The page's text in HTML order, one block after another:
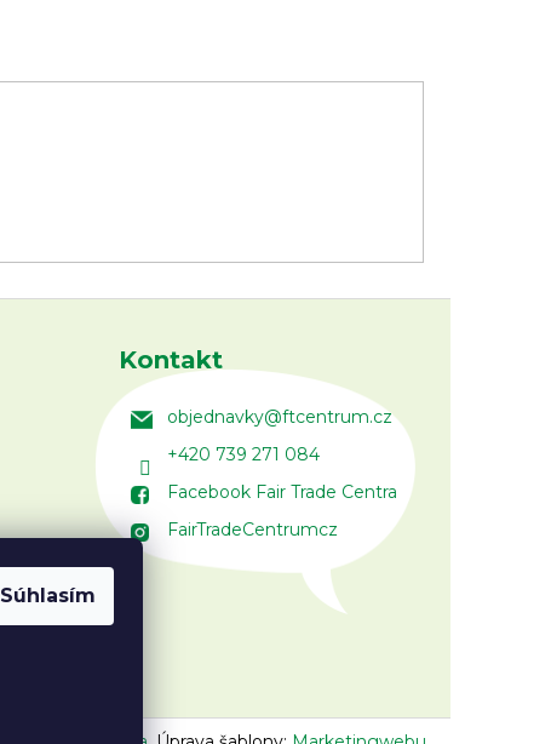
Súhlasím
Kontakt
objednavky@ftcentrum.cz
+420 739 271 084
Facebook Fair Trade Centra
FairTradeCentrumcz